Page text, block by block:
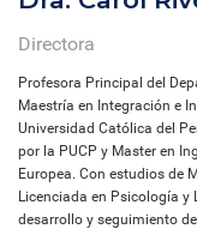
Directora
Profesora Principal del
Maestría en Integración e
Universidad Católica del
por la PUCP y Master en
Europea. Con estudios de
Licenciada en Psicología y
desarrollo y seguimiento